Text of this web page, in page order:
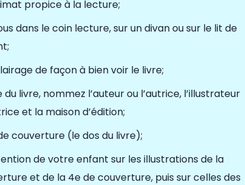
propice à la lecture;
dans le coin lecture, sur un divan ou sur le lit de
de façon à bien voir le livre;
du livre, nommez l’auteur ou l’autrice, l’illustrateur
et la maison d’édition;
couverture (le dos du livre);
de votre enfant sur les illustrations de la
et de la 4ede couverture, puis sur celles des